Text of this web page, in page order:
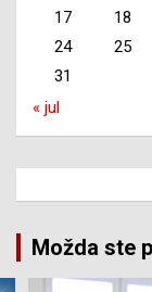
17
18
24
25
31
« jul
Možda ste